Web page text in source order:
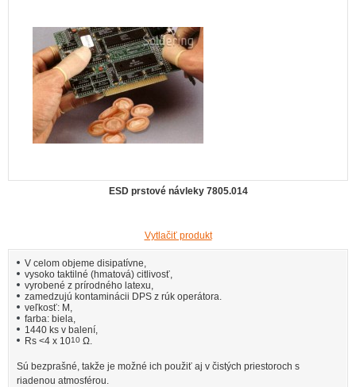
ESD prstové návleky 7805.014
Vytlačiť produkt
V celom objeme disipatívne,
vysoko taktilné (hmatová) citlivosť,
vyrobené z prírodného latexu,
zamedzujú kontaminácii DPS z rúk operátora.
veľkosť: M,
farba: biela,
1440 ks v balení,
Rs <4 x 1010 Ω.
Sú bezprašné, takže je možné ich použiť aj v čistých priestoroch s
riadenou atmosférou.